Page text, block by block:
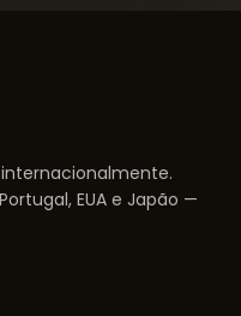
EUA e Japão —